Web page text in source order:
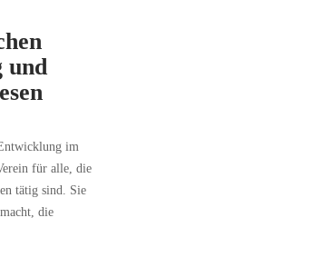
und
im
für alle, die
tätig sind. Sie
die